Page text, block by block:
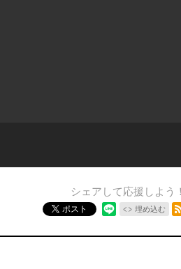
シェアして応援しよう！
ポスト 埋め込む